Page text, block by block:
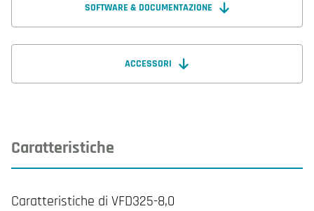
SOFTWARE & DOCUMENTAZIONE
ACCESSORI
Caratteristiche
Caratteristiche di VFD325-8,0